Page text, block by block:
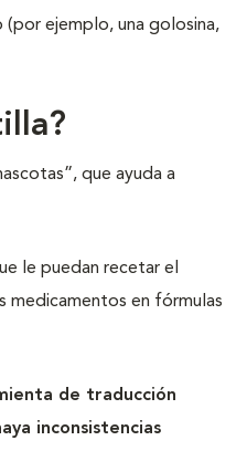
ejemplo, una golosina,
que ayuda a
le puedan recetar el
medicamentos en fórmulas
de traducción
inconsistencias